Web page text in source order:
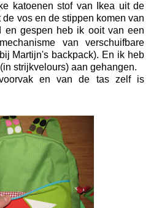
katoenen stof van Ikea uit de
vos en de stippen komen van
en gespen heb ik ooit van een
van verschuifbare
Martijn's backpack). En ik heb
strijkvelours) aan gehangen.
en van de tas zelf is